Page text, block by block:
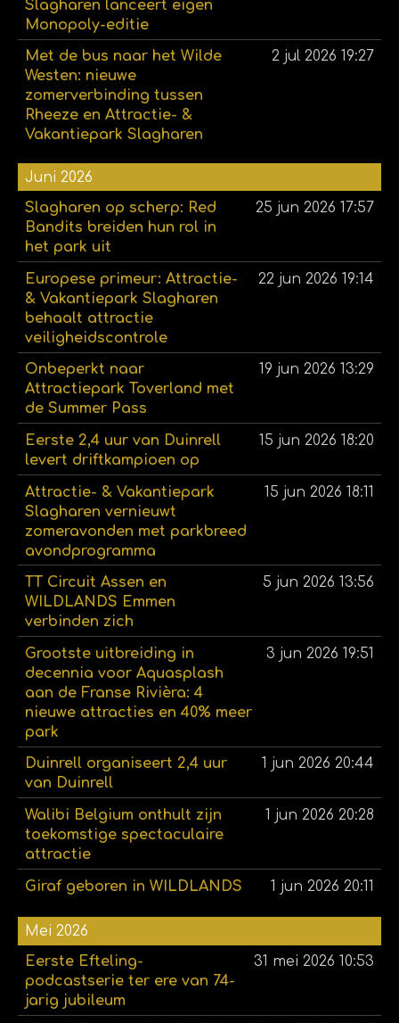
Slagharen lanceert eigen
Monopoly-editie
Met de bus naar het Wilde
Westen: nieuwe
zomerverbinding tussen
Rheeze en Attractie- &
Vakantiepark Slagharen
2 jul 2026 19:27
Juni 2026
Slagharen op scherp: Red
Bandits breiden hun rol in
het park uit
25 jun 2026 17:57
Europese primeur: Attractie-
& Vakantiepark Slagharen
behaalt attractie
veiligheidscontrole
22 jun 2026 19:14
Onbeperkt naar
Attractiepark Toverland met
de Summer Pass
19 jun 2026 13:29
Eerste 2,4 uur van Duinrell
levert driftkampioen op
15 jun 2026 18:20
Attractie- & Vakantiepark
Slagharen vernieuwt
zomeravonden met parkbreed
avondprogramma
15 jun 2026 18:11
TT Circuit Assen en
WILDLANDS Emmen
verbinden zich
5 jun 2026 13:56
Grootste uitbreiding in
decennia voor Aquasplash
aan de Franse Rivièra: 4
nieuwe attracties en 40% meer
park
3 jun 2026 19:51
Duinrell organiseert 2,4 uur
van Duinrell
1 jun 2026 20:44
Walibi Belgium onthult zijn
toekomstige spectaculaire
attractie
1 jun 2026 20:28
Giraf geboren in WILDLANDS 1 jun 2026 20:11
Mei 2026
Eerste Efteling-
podcastserie ter ere van 74-
jarig jubileum
31 mei 2026 10:53